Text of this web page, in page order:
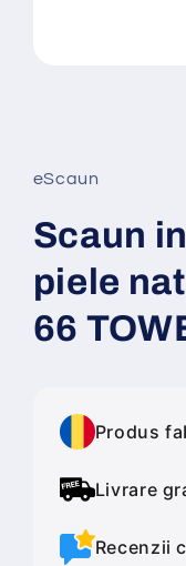
fereastră
modală
eScaun
Scaun
piele
66
Produs
Livrare
Recenzii